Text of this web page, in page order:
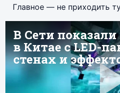
Главное — не приходить